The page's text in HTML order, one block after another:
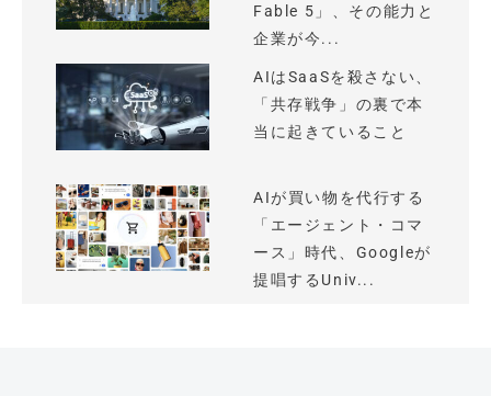
Fable 5」、その能力と
企業が今...
AIはSaaSを殺さない、
「共存戦争」の裏で本
当に起きていること
AIが買い物を代行する
「エージェント・コマ
ース」時代、Googleが
提唱するUniv...